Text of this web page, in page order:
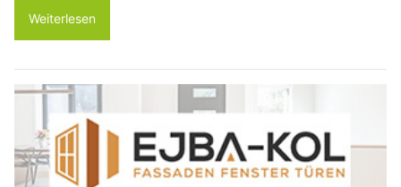
Weiterlesen